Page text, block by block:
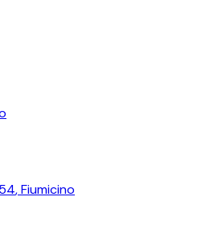
,Fiumicino